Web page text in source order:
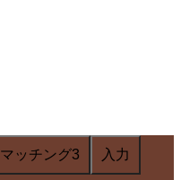
マッチング3 入力